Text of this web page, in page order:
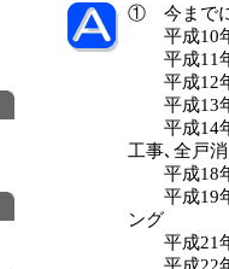
① 今までに
平成10年
平成11年
平成12年
平成13年
平成14年
工事､全戸
平成18年
平成19年
ング
平成21年